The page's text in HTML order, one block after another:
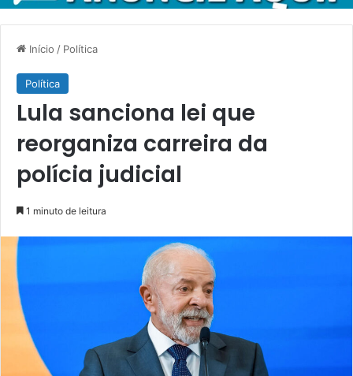
Início / Política
Política
Lula sanciona lei que
reorganiza carreira da
polícia judicial
1 minuto de leitura